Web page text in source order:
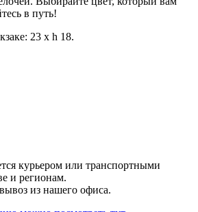
в путь!
23 х h 18.
курьером или транспортными
и регионам.
из нашего офиса.